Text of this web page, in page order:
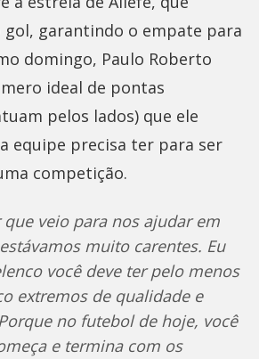
gol, garantindo o empate para
domingo, Paulo Roberto
ideal de pontas
pelos lados) que ele
equipe precisa ter para ser
competição.
que veio para nos ajudar em
muito carentes. Eu
você deve ter pelo menos
extremos de qualidade e
no futebol de hoje, você
e termina com os